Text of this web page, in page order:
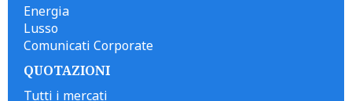
Energia
Lusso
Comunicati Corporate
QUOTAZIONI
Tutti i mercati